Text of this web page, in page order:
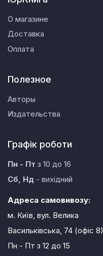
О магазине
Доставка
Оплата
Полезное
Авторы
Издательства
Графік роботи
Пн - Пт з 10 до 16
Сб, Нд - вихідний
Адреса самовивозу:
м. Київ, вул. Велика
Васильківська, 74 (офіс 8)
Пн - Пт з 12 до 15